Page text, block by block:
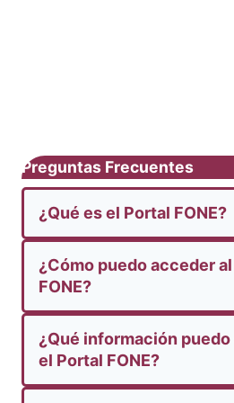
Preguntas Frecuentes
¿Qué es el Portal FONE?
¿Cómo puedo acceder
FONE?
¿Qué información
el Portal FONE?